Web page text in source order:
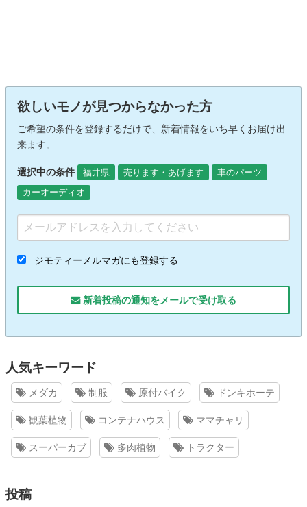
欲しいモノが見つからなかった方
ご希望の条件を登録するだけで、新着情報をいち早くお届け出
来ます。
選択中の条件 福井県 売ります・あげます
車のパーツ
カーオーディオ
ジモティーメルマガにも登録する
新着投稿の通知をメールで受け取る
人気キーワード
メダカ 制服 原付バイク ドンキホーテ
観葉植物 コンテナハウス ママチャリ
スーパーカブ 多肉植物 トラクター
投稿